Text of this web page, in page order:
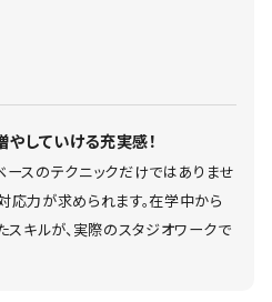
していける充実感！
スのテクニックだけではありませ
応力が求められます。在学中から
スキルが、実際のスタジオワークで